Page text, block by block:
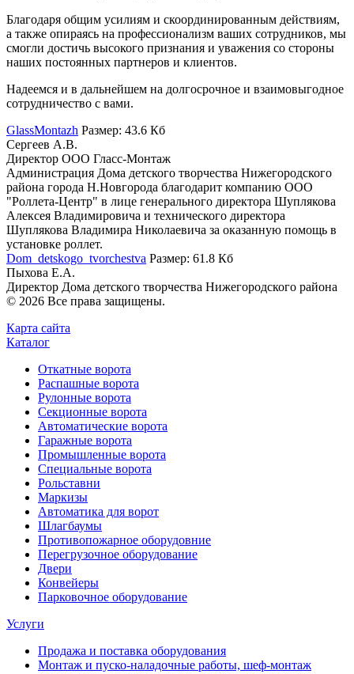
Благодаря общим усилиям и скоординированным действиям,
а также опираясь на профессионализм ваших сотрудников, мы
смогли достичь высокого признания и уважения со стороны
наших постоянных партнеров и клиентов.
Надеемся и в дальнейшем на долгосрочное и взаимовыгодное
сотрудничество с вами.
GlassMontazh Размер: 43.6 Кб
Сергеев А.В.
Директор ООО Гласс-Монтаж
Администрация Дома детского творчества Нижегородского
района города Н.Новгорода благодарит компанию ООО
"Роллета-Центр" в лице генерального директора Шуплякова
Алексея Владимировича и технического директора
Шуплякова Владимира Николаевича за оказанную помощь в
установке роллет.
Dom_detskogo_tvorchestva Размер: 61.8 Кб
Пыхова Е.А.
Директор Дома детского творчества Нижегородского района
© 2026 Все права защищены.
Карта сайта
Каталог
Откатные ворота
Распашные ворота
Рулонные ворота
Секционные ворота
Автоматические ворота
Гаражные ворота
Промышленные ворота
Специальные ворота
Рольставни
Маркизы
Автоматика для ворот
Шлагбаумы
Противопожарное оборудовние
Перегрузочное оборудование
Двери
Конвейеры
Парковочное оборудование
Услуги
Продажа и поставка оборудования
Монтаж и пуско-наладочные работы, шеф-монтаж